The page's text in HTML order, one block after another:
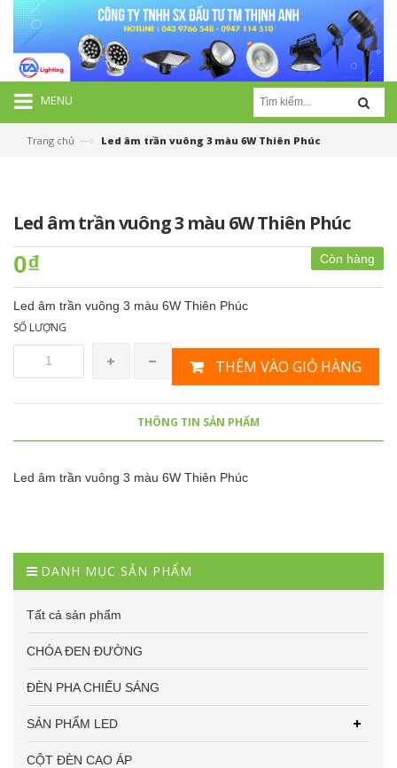
MENU
Trang chủ —› Led âm trần vuông 3 màu 6W Thiên Phúc
Led âm trần vuông 3 màu 6W Thiên Phúc
Còn hàng
0₫
Led âm trần vuông 3 màu 6W Thiên Phúc
SỐ LƯỢNG
THÊM VÀO GIỎ HÀNG
THÔNG TIN SẢN PHẨM
Led âm trần vuông 3 màu 6W Thiên Phúc
DANH MỤC SẢN PHẨM
Tất cả sản phẩm
CHÓA ĐEN ĐƯỜNG
ĐÈN PHA CHIẾU SÁNG
SẢN PHẨM LED
CỘT ĐÈN CAO ÁP